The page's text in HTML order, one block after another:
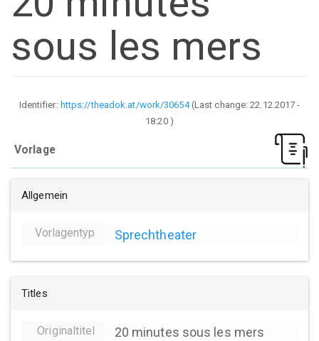
sous les mers
Identifier: https://theadok.at/work/30654(Last change:22.12.2017 -
18:20)
Vorlage
Allgemein
Vorlagentyp Sprechtheater
Titles
Originaltitel 20 minutes sous les mers